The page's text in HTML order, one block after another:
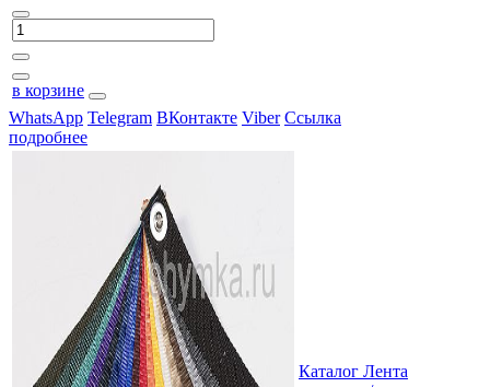
в корзине
WhatsApp Telegram ВКонтакте Viber Ссылка
подробнее
Каталог Лента